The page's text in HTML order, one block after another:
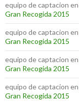
equipo de captacion en
Gran Recogida 2015
equipo de captacion en
Gran Recogida 2015
equipo de captacion en
Gran Recogida 2015
equipo de captacion en
Gran Recogida 2015